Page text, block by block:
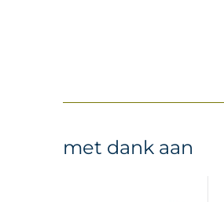
met dank aan